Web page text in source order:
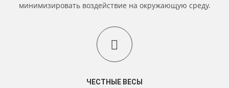
минимизировать воздействие на окружающую среду.
ЧЕСТНЫЕ ВЕСЫ